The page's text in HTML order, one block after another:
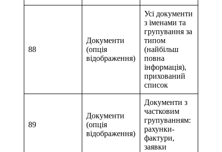
88
Документи
(опція
відображення)
Усі документи
з іменами та
групування за
типом
(найбільш
повна
інформація),
прихований
список
89
Документи
(опція
відображення)
Документи з
частковим
групуванням:
рахунки-
фактури,
заявки